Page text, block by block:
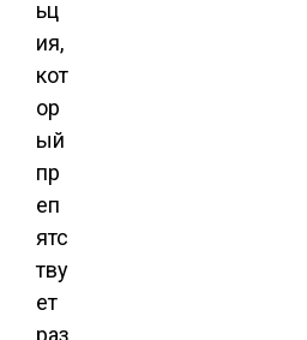
ьц
ия,
кот
ор
ый
пр
еп
ятс
тву
ет
раз